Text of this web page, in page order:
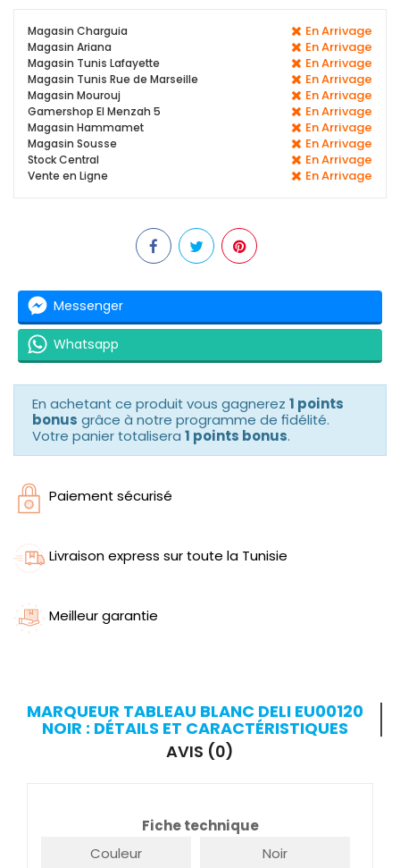
Magasin Charguia En Arrivage
Magasin Ariana En Arrivage
Magasin Tunis Lafayette En Arrivage
Magasin Tunis Rue de Marseille En Arrivage
Magasin Mourouj En Arrivage
Gamershop El Menzah 5 En Arrivage
Magasin Hammamet En Arrivage
Magasin Sousse En Arrivage
Stock Central En Arrivage
Vente en Ligne En Arrivage
Messenger
Whatsapp
En achetant ce produit vous gagnerez 1 points
bonus grâce à notre programme de fidélité.
Votre panier totalisera 1 points bonus.
Paiement sécurisé
Livraison express sur toute la Tunisie
Meilleur garantie
MARQUEUR TABLEAU BLANC DELI EU00120
NOIR : DÉTAILS ET CARACTÉRISTIQUES
AVIS (0)
Fiche technique
Couleur
Noir